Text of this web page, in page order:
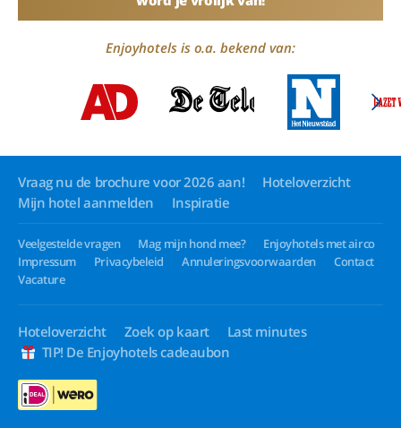
Enjoyhotels is o.a. bekend van:
Vraag nu de brochure voor 2026 aan!
Hoteloverzicht
Mijn hotel aanmelden
Inspiratie
Veelgestelde vragen Mag mijn hond mee?
Enjoyhotels met airco
Impressum
Privacybeleid Annuleringsvoorwaarden
Contact
Vacature
Hoteloverzicht Zoek op kaart
Last minutes
TIP! De Enjoyhotels cadeaubon